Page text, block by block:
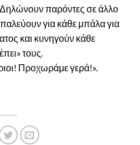
παρόντες σε άλλο
για κάθε μπάλα για
και κυνηγούν κάθε
τους.
Προχωράμε γερά!».